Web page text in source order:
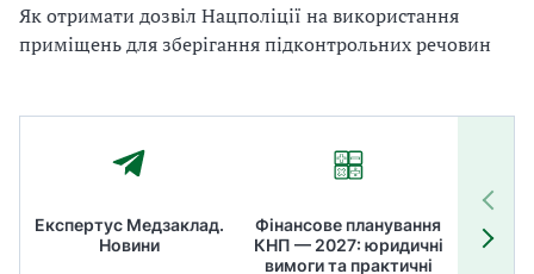
Як отримати дозвіл Нацполіції на використання
приміщень для зберігання підконтрольних речовин
Експертус Медзаклад.
Новини
Фінансове планування
КНП — 2027: юридичні
вимоги та практичні